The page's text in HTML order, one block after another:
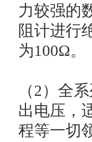
力较强的
阻计进行
为100Ω。
（2）全
出电压，
程等一切